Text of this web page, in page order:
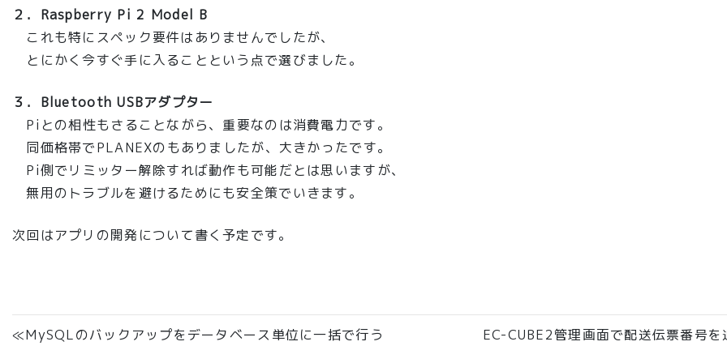
２．Raspberry Pi 2 Model B
これも特にスペック要件はありませんでしたが、
とにかく今すぐ手に入ることという点で選びました。
３．Bluetooth USBアダプター
Piとの相性もさることながら、重要なのは消費電力です。
同価格帯でPLANEXのもありましたが、大きかったです。
Pi側でリミッター解除すれば動作も可能だとは思いますが、
無用のトラブルを避けるためにも安全策でいきます。
次回はアプリの開発について書く予定です。
≪MySQLのバックアップをデータベース単位に一括で行う EC-CUBE2管理画面で配送伝票番号